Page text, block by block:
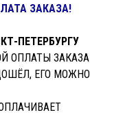
ЗАКАЗА!
ПЕТЕРБУРГУ
ОПЛАТЫ ЗАКАЗА
ЕГО МОЖНО